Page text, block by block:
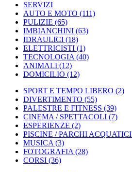
SERVIZI
AUTO E MOTO (111)
PULIZIE (65)
IMBIANCHINI (63)
IDRAULICI (18)
ELETTRICISTI (1)
TECNOLOGIA (40)
ANIMALI (12)
DOMICILIO (12)
SPORT E TEMPO LIBERO (2)
DIVERTIMENTO (55)
PALESTRE E FITNESS (39)
CINEMA / SPETTACOLI (7)
ESPERIENZE (2)
PISCINE / PARCHI ACQUATICI
MUSICA (3)
FOTOGRAFIA (28)
CORSI (36)